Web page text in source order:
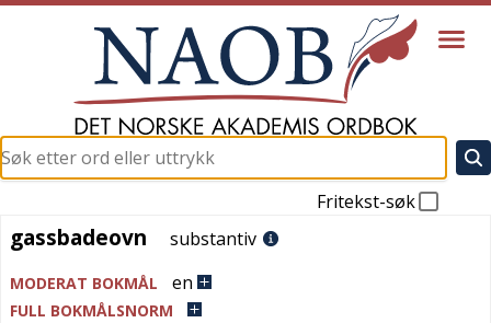
Fritekst-søk
gassbadeovn
gassbadeovn substantiv
MODERAT BOKMÅL en
FULL BOKMÅLSNORM